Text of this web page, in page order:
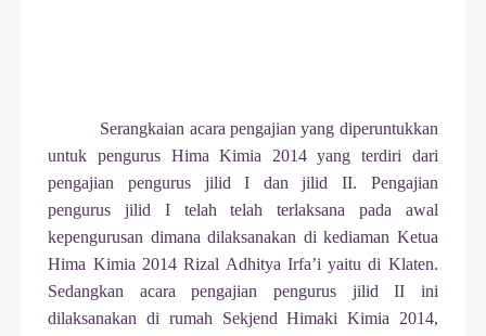
Serangkaian acara pengajian yang diperuntukkan
untuk pengurus Hima Kimia 2014 yang terdiri dari
pengajian pengurus jilid I dan jilid II. Pengajian
pengurus jilid I telah telah terlaksana pada awal
kepengurusan dimana dilaksanakan di kediaman Ketua
Hima Kimia 2014 Rizal Adhitya Irfa’i yaitu di Klaten.
Sedangkan acara pengajian pengurus jilid II ini
dilaksanakan di rumah Sekjend Himaki Kimia 2014,